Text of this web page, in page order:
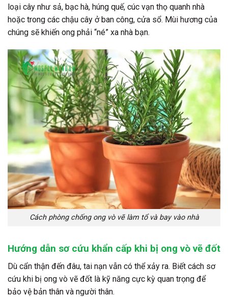
loại cây như sả, bạc hà, húng quế, cúc vạn thọ quanh nhà
hoặc trong các chậu cây ở ban công, cửa sổ. Mùi hương của
chúng sẽ khiến ong phải “né” xa nhà bạn.
Cách phòng chống ong vò vẽ làm tổ và bay vào nhà
Hướng dẫn sơ cứu khẩn cấp khi bị ong vò vẽ đốt
Dù cẩn thận đến đâu, tai nạn vẫn có thể xảy ra. Biết cách sơ
cứu khi bị ong vò vẽ đốt là kỹ năng cực kỳ quan trọng để
bảo vệ bản thân và người thân.